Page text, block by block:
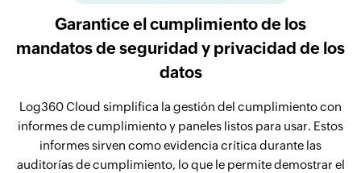
Garantice el cumplimiento de los
mandatos de seguridad y privacidad de los
datos
Log360 Cloud simplifica la gestión del cumplimiento con
informes de cumplimiento y paneles listos para usar. Estos
informes sirven como evidencia crítica durante las
auditorías de cumplimiento, lo que le permite demostrar el